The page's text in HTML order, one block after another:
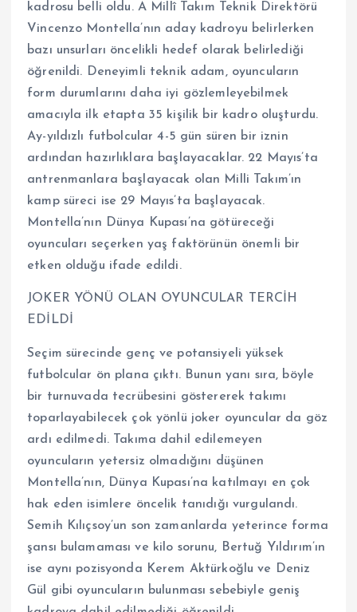
kadrosu belli oldu. A Millî Takım Teknik Direktörü
Vincenzo Montella’nın aday kadroyu belirlerken
bazı unsurları öncelikli hedef olarak belirlediği
öğrenildi. Deneyimli teknik adam, oyuncuların
form durumlarını daha iyi gözlemleyebilmek
amacıyla ilk etapta 35 kişilik bir kadro oluşturdu.
Ay-yıldızlı futbolcular 4-5 gün süren bir iznin
ardından hazırlıklara başlayacaklar. 22 Mayıs’ta
antrenmanlara başlayacak olan Milli Takım’ın
kamp süreci ise 29 Mayıs’ta başlayacak.
Montella’nın Dünya Kupası’na götüreceği
oyuncuları seçerken yaş faktörünün önemli bir
etken olduğu ifade edildi.
JOKER YÖNÜ OLAN OYUNCULAR TERCİH
EDİLDİ
Seçim sürecinde genç ve potansiyeli yüksek
futbolcular ön plana çıktı. Bunun yanı sıra, böyle
bir turnuvada tecrübesini göstererek takımı
toparlayabilecek çok yönlü joker oyuncular da göz
ardı edilmedi. Takıma dahil edilemeyen
oyuncuların yetersiz olmadığını düşünen
Montella’nın, Dünya Kupası’na katılmayı en çok
hak eden isimlere öncelik tanıdığı vurgulandı.
Semih Kılıçsoy’un son zamanlarda yeterince forma
şansı bulamaması ve kilo sorunu, Bertuğ Yıldırım’ın
ise aynı pozisyonda Kerem Aktürkoğlu ve Deniz
Gül gibi oyuncuların bulunması sebebiyle geniş